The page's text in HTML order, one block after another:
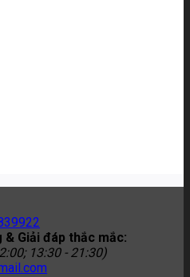
Giải đáp thắc mắc:
13:30 - 21:30)